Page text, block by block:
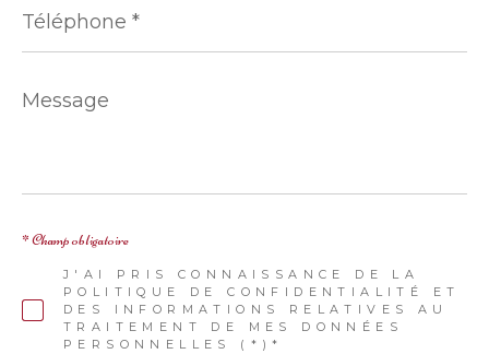
*
Message
J'AI PRIS CONNAISSANCE DE LA
POLITIQUE DE CONFIDENTIALITÉ ET
DES INFORMATIONS RELATIVES AU
TRAITEMENT DE MES DONNÉES
PERSONNELLES (*)*
* Champ obligatoire